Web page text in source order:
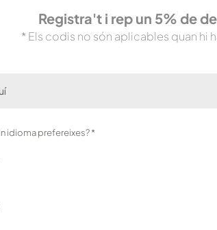
Registra't i rep un 5% de
* Els codis no són aplicables quan hi
idioma prefereixes?*